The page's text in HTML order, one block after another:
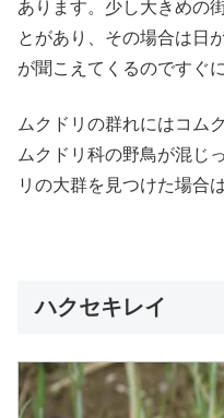
あります。少し大きめの
とがあり、その場合は日
が聞こえてくるのですぐ
ムクドリの群れにはコム
ムクドリ科の野鳥が混じ
リの大群を見つけた場合
ハクセキレイ